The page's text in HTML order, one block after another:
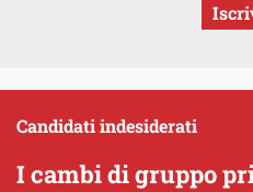
I cambi di gruppo
Candidati indesiderati